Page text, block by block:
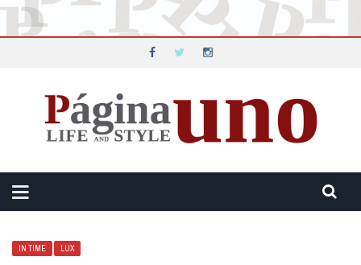
IN TIME LUX